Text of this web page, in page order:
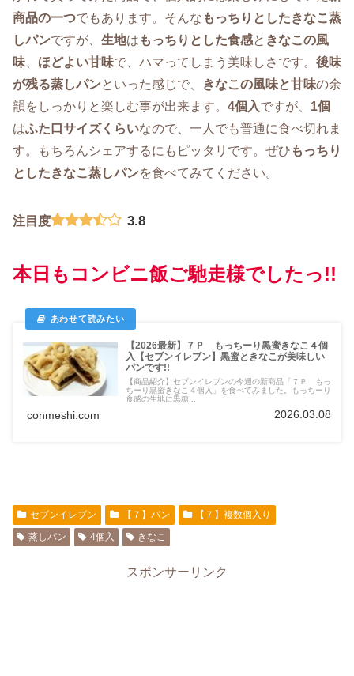
商品の一つでもあります。そんな もっちりとしたきなこ蒸
しパンですが、 生地は もっちりとした食感と きなこの風
味、 ほどよい甘味で、ハマってしまう美味しさです。 後味
が残る蒸しパンといった感じで、 きなこの風味と甘味の余
韻をしっかりと楽しむ事が出来ます。 4個入ですが、 1個
はふた口サイズくらいなので、一人でも普通に食べ切れま
す。もちろんシェアするにもピッタリです。ぜひ もっちり
としたきなこ蒸しパンを食べてみてください。
注目度 3.8
本日もコンビニ飯ご馳走様でしたっ!!
【2026最新】７Ｐ もっちーり黒蜜きなこ４個
入【セブンイレブン】黒蜜ときなこが美味しい
パンです!!
【商品紹介】セブンイレブンの今週の新商品「７Ｐ もっ
ちーり黒蜜きなこ４個入」を食べてみました。もっちーり
食感の生地に黒糖...
conmeshi.com 2026.03.08
セブンイレブン 【７】パン
【７】複数個入り
蒸しパン
4個入 きなこ
スポンサーリンク